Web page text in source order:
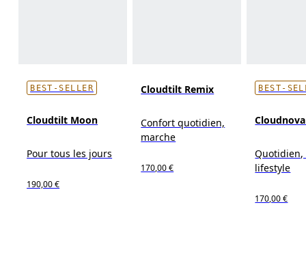
BEST-SELLER
Cloudtilt Moon
Pour tous les jours
190,00 €
Cloudtilt Remix
Confort quotidien,
marche
170,00 €
BEST-
lifestyle
170,00 €